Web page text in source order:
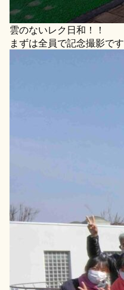
雲のないレク日和！！
まずは全員で記念撮影です